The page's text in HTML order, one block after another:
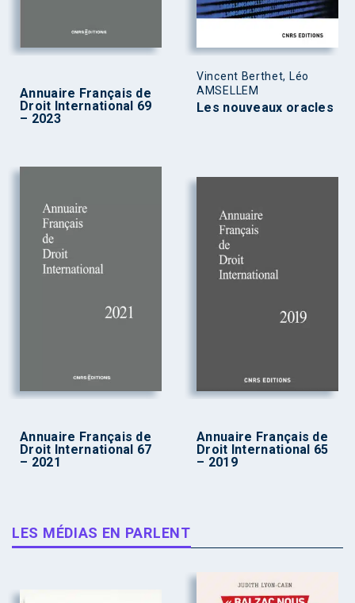
Annuaire Français de
Droit International 69
– 2023
Vincent Berthet, Léo
AMSELLEM
Les nouveaux oracles
Annuaire Français de
Droit International 67
– 2021
Annuaire Français de
Droit International 65
– 2019
LES MÉDIAS EN PARLENT